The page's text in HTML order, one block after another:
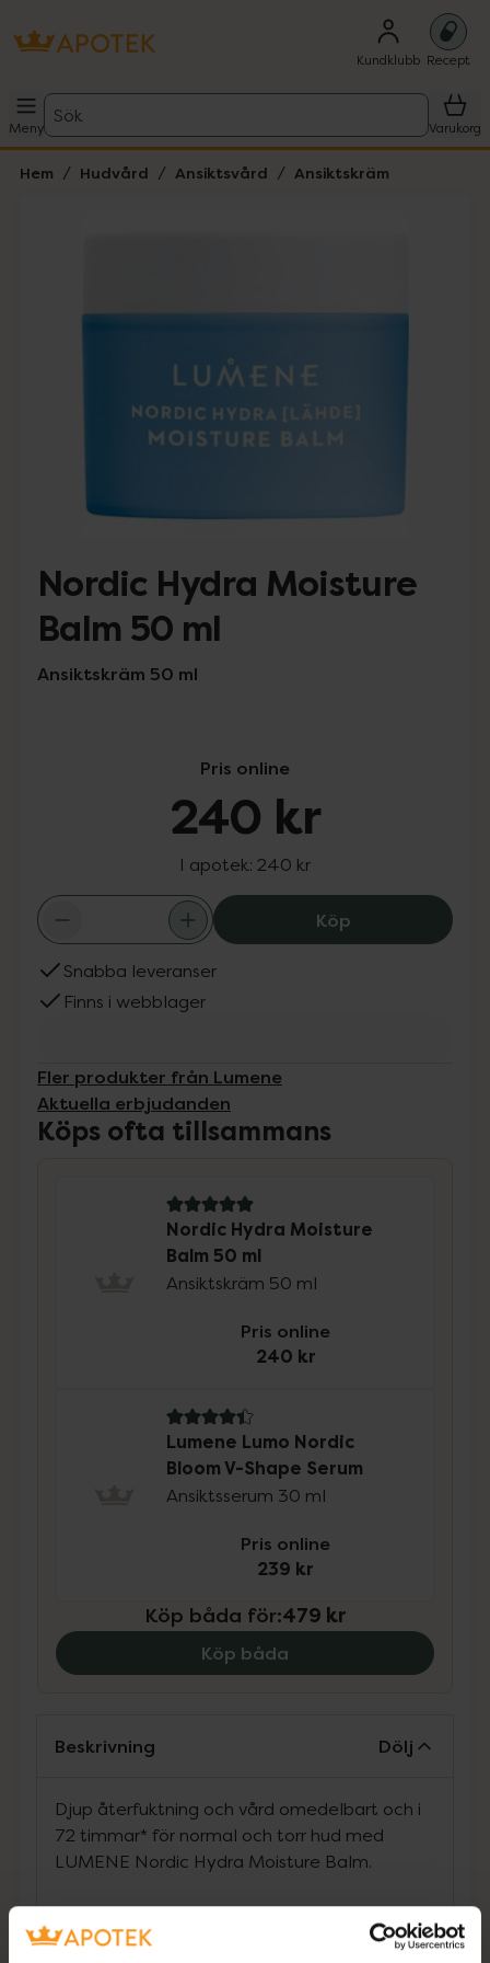
Kundklubb Recept
Meny
Sök
Varukorg
Hem Hudvård Ansiktsvård Ansiktskräm
Nordic Hydra Moisture
Balm 50 ml
Ansiktskräm 50 ml
Pris online
240 kr
I apotek: 240 kr
KöpNordic Hydra
Snabba leveranser
Finns i webblager
Fler produkter från Lumene
Aktuella erbjudanden
Köps ofta tillsammans
5 av 5 i omdöme
Nordic Hydra Moisture
Balm 50 ml
Ansiktskräm 50 ml
Pris online
240 kr
4.4 av 5 i omdöme
Lumene Lumo Nordic
Bloom V-Shape Serum
Ansiktsserum 30 ml
Pris online
239 kr
Köp båda för:479 kr
Köp båda
Beskrivning Dölj
Djup återfuktning och vård omedelbart och i
72 timmar* för normal och torr hud med
LUMENE Nordic Hydra Moisture Balm.
Det fylliga, vårdande balsamet är berikat
med den nya, fylliga trippel hyaluronsyran,